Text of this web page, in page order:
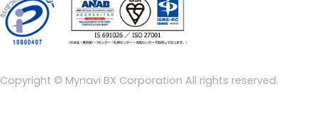
Copyright © Mynavi BX Corporation All rights reserved.